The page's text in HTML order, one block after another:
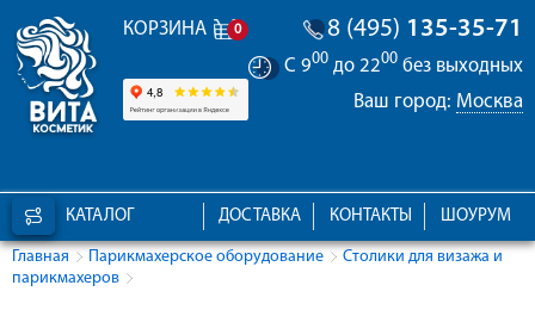
КОРЗИНА 0 8 (495) 135-35-71
С 900 до 2200 без выходных
Ваш город: Москва
КАТАЛОГ ШОУРУМ
КОНТАКТЫ
ДОСТАВКА
Главная Парикмахерское оборудование
Столики для визажа и
парикмахеров